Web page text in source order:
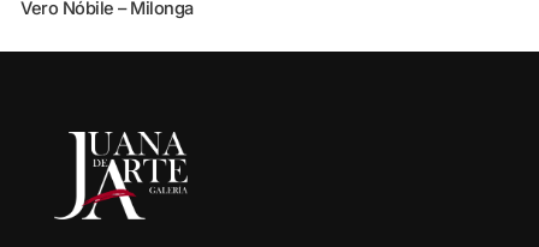
Vero Nóbile – Milonga